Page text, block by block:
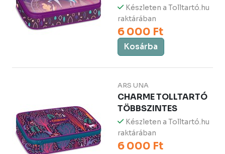
Készleten a Tolltartó.hu
raktárában
6 000 Ft
Kosárba
ARS UNA
CHARME TOLLTARTÓ
TÖBBSZINTES
Készleten a Tolltartó.hu
raktárában
6 000 Ft